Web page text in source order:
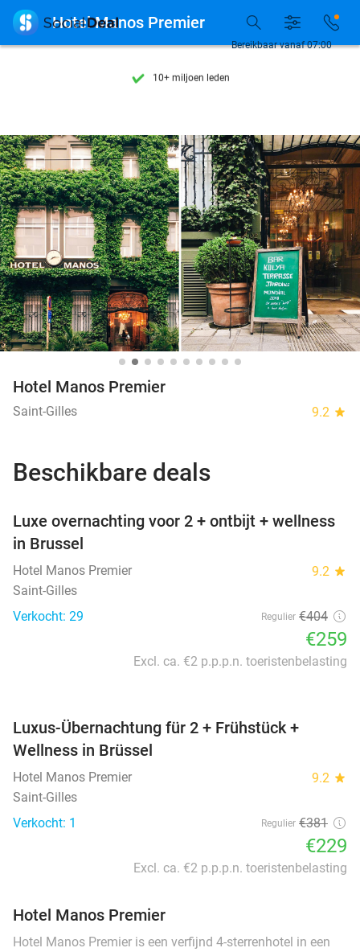
7 dagen per week beschikbaar
10+ miljoen leden
7 dagen per week beschikbaar
10+ miljoen leden
Bereikbaar vanaf 07:00
 Hotel Manos Premier
Hotel Manos Premier
Saint-Gilles 9.2 star
Beschikbare deals
Luxe overnachting voor 2 + ontbijt + wellness
in Brussel
Hotel Manos Premier 9.2 star
Saint-Gilles
Verkocht: 29
Regulier €404
€259
Excl. ca. €2 p.p.p.n. toeristenbelasting
Luxus-Übernachtung für 2 + Frühstück +
Wellness in Brüssel
Hotel Manos Premier 9.2 star
Saint-Gilles
Verkocht: 1
Regulier €381
€229
Excl. ca. €2 p.p.p.n. toeristenbelasting
Hotel Manos Premier
Hotel Manos Premier is een verfijnd 4-sterrenhotel in een